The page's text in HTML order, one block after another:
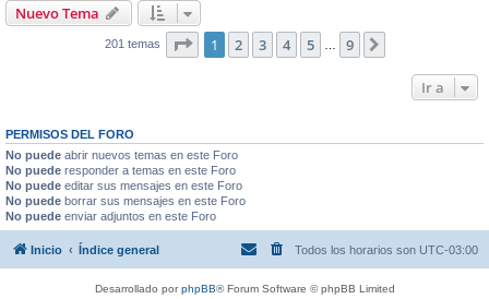
Nuevo Tema
201 temas Página de
1 2 3 4 5 9
Ir a
PERMISOS DEL FORO
No puede abrir nuevos temas en este Foro
No puede responder a temas en este Foro
No puede editar sus mensajes en este Foro
No puede borrar sus mensajes en este Foro
No puede enviar adjuntos en este Foro
Inicio Índice general Todos los horarios son UTC-03:00
Desarrollado porphpBB® Forum Software © phpBB Limited